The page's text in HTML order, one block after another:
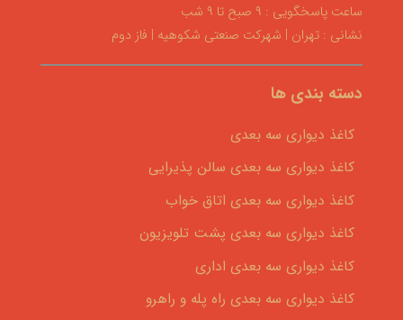
ساعت پاسخگویی : ۹ صبح تا ۹ شب
نشانی : تهران | شهرکت صنعتی شکوهیه | فاز دوم
دسته بندی ها
کاغذ دیواری سه بعدی
کاغذ دیواری سه بعدی سالن پذیرایی
کاغذ دیواری سه بعدی اتاق خواب
کاغذ دیواری سه بعدی پشت تلویزیون
کاغذ دیواری سه بعدی اداری
کاغذ دیواری سه بعدی راه پله و راهرو